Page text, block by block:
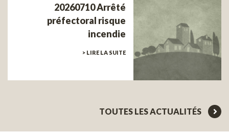
20260710 Arrêté
préfectoral risque
incendie
> LIRE LA SUITE
TOUTES LES ACTUALITÉS